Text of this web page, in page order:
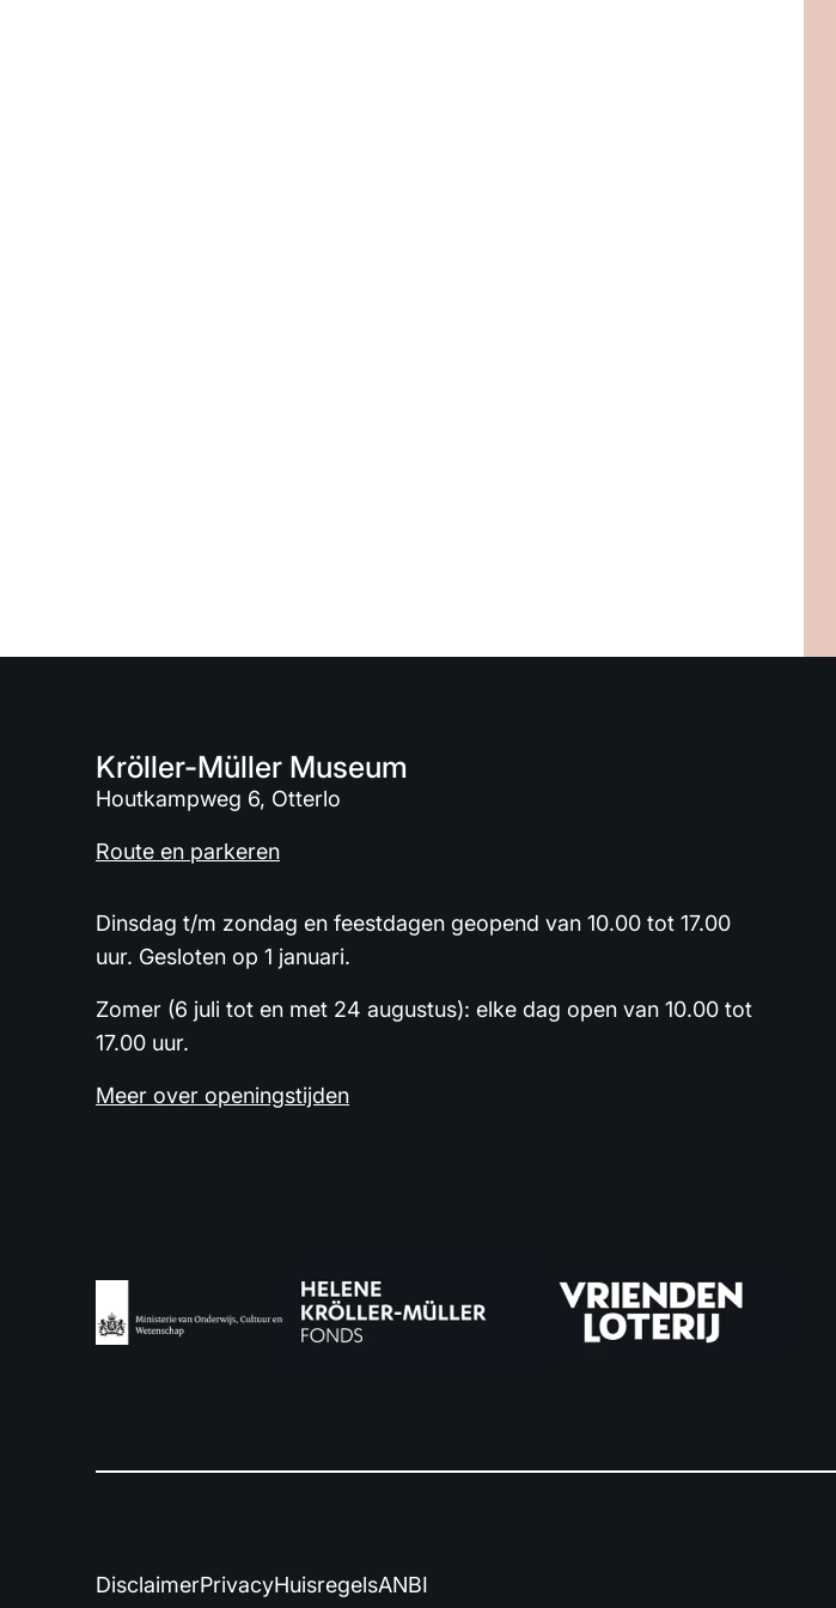
Kröller-Müller Museum
Houtkampweg 6, Otterlo
Route en parkeren
Dinsdag t/m zondag en feestdagen geopend van 10.00 tot 17.00
uur. Gesloten op 1 januari.
Zomer (6 juli tot en met 24 augustus): elke dag open van 10.00 tot
17.00 uur.
Meer over openingstijden
DisclaimerPrivacyHuisregelsANBI